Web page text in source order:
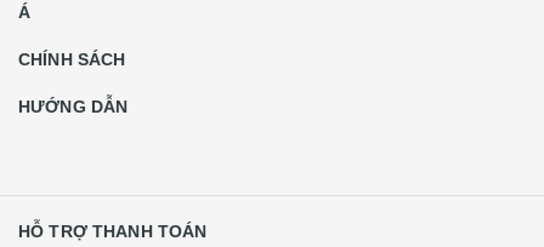
Á
CHÍNH SÁCH
HƯỚNG DẪN
HỖ TRỢ THANH TOÁN